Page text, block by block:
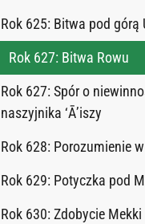
Rok 625: Bitwa pod górą
Rok 627: Bitwa Rowu
Rok 627: Spór o
naszyjnika ‘Ā’iszy
Rok 628: Porozumienie
Rok 629: Potyczka pod
Rok 630: Zdobycie Mekki